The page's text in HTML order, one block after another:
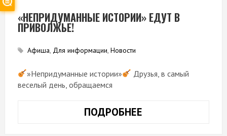
«НЕПРИДУМАННЫЕ ИСТОРИИ» ЕДУТ В
ПРИВОЛЖЬЕ!
Афиша, Для информации, Новости
»Непридуманные истории»
Друзья, в самый
веселый день, обращаемся
ПОДРОБНЕЕ